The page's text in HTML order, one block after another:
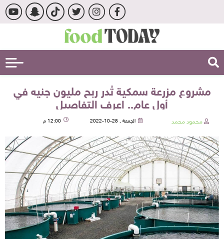
مشروع مزرعة سمكية تُدر ربح مليون جنيه في
أول عام.. اعرف التفاصيل
محمود محمد الجمعة , 28-10-2022 12:00 م